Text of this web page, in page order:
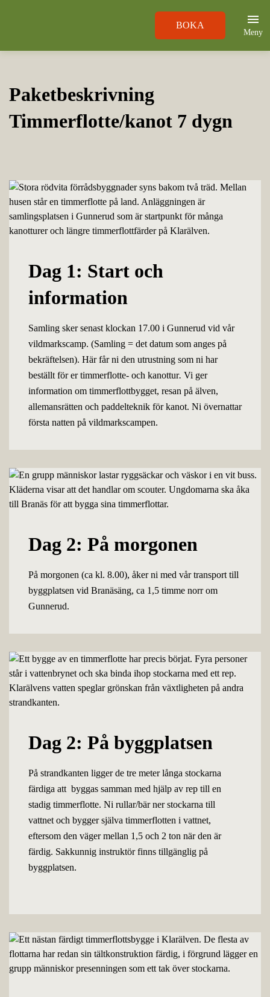
BOKA
Meny
Paketbeskrivning
Timmerflotte/kanot 7 dygn
Dag 1: Start och
information
Samling sker senast klockan 17.00 i Gunnerud vid vår
vildmarkscamp. (Samling = det datum som anges på
bekräftelsen). Här får ni den utrustning som ni har
beställt för er timmerflotte- och kanottur. Vi ger
information om timmerflottbygget, resan på älven,
allemansrätten och paddelteknik för kanot. Ni övernattar
första natten på vildmarkscampen.
Dag 2: På morgonen
På morgonen (ca kl. 8.00), åker ni med vår transport till
byggplatsen vid Branäsäng, ca 1,5 timme norr om
Gunnerud.
Dag 2: På byggplatsen
På strandkanten ligger de tre meter långa stockarna
färdiga att byggas samman med hjälp av rep till en
stadig timmerflotte. Ni rullar/bär ner stockarna till
vattnet och bygger själva timmerflotten i vattnet,
eftersom den väger mellan 1,5 och 2 ton när den är
färdig. Sakkunnig instruktör finns tillgänglig på
byggplatsen.